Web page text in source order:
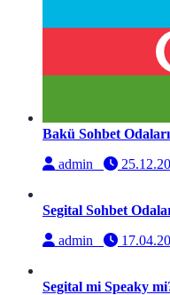
Bakü Sohbet Odaları
admin
Segital Sohbet
admin
Segital mi Speaky